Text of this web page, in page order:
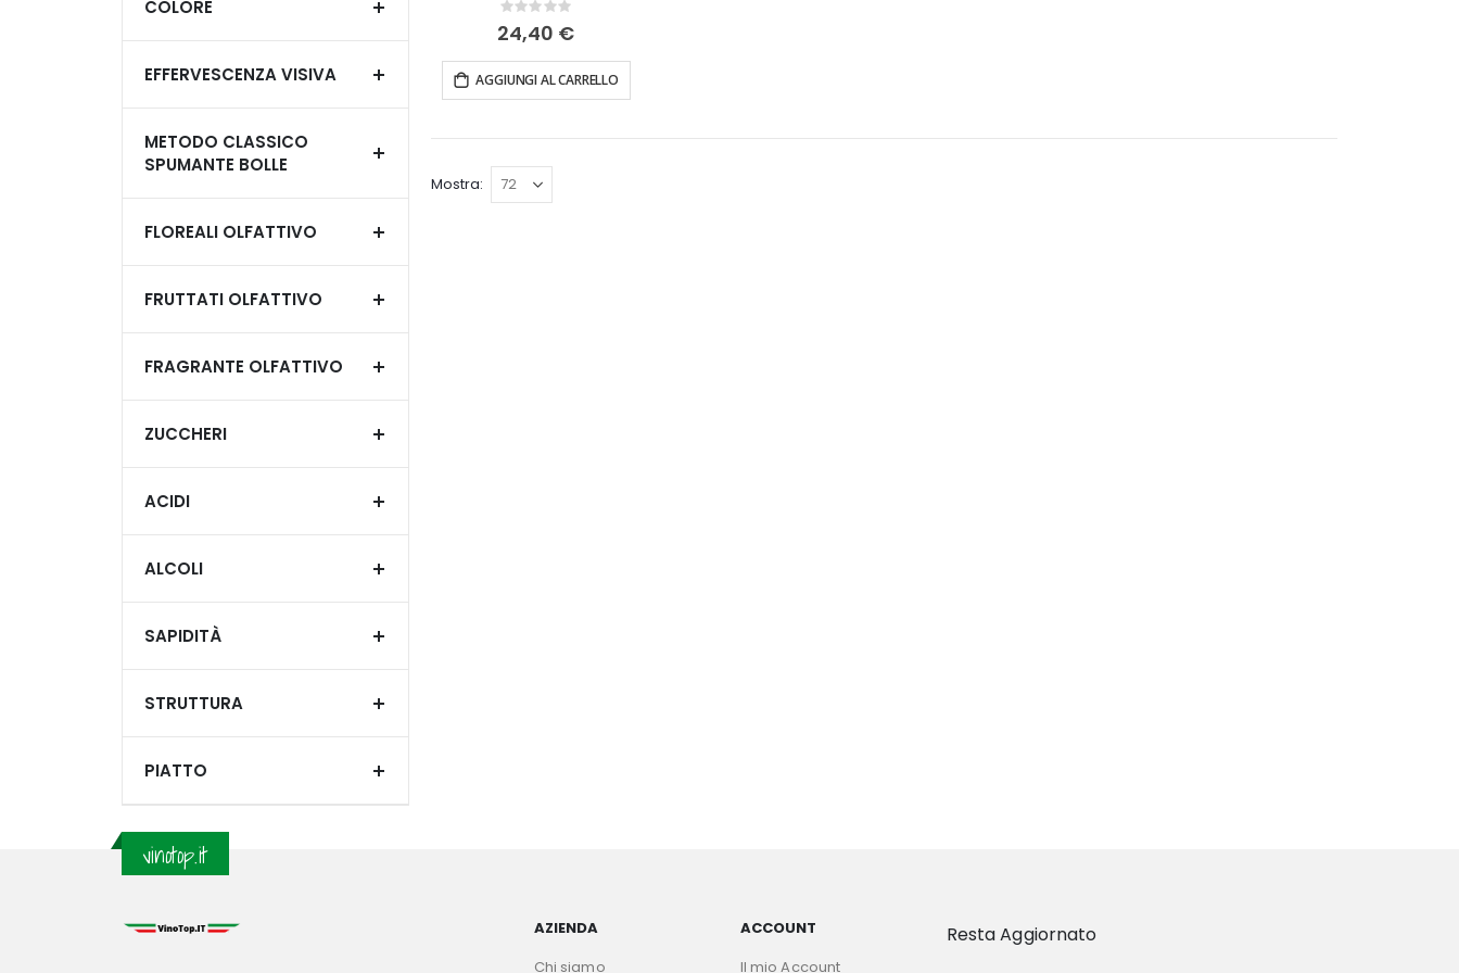
Rating:
0%
24,40 €
AGGIUNGI AL CARRELLO
Mostra
COLORE
EFFERVESCENZA VISIVA
METODO CLASSICO
SPUMANTE BOLLE
FLOREALI OLFATTIVO
FRUTTATI OLFATTIVO
FRAGRANTE OLFATTIVO
ZUCCHERI
ACIDI
ALCOLI
SAPIDITÀ
STRUTTURA
PIATTO
vinotop.it
AZIENDA
Chi siamo
ACCOUNT
Il mio Account
Resta Aggiornato